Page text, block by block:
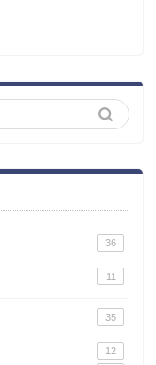
36
11
35
12